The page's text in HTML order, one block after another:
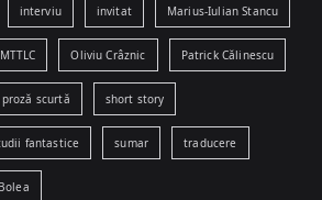
interviu invitat Marius-Iulian Stancu
MTTLC Oliviu Crâznic Patrick Călinescu
proză scurtă short story
fantastice sumar traducere